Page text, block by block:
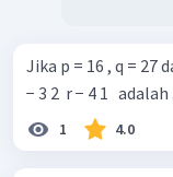
Jika p = 16 , q = 27
− 3 2 ​ r − 4 1 ​ ​ adalah
1 4.0